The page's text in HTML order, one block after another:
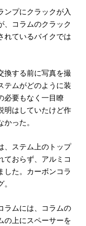
ンプにクラックが入
、コラムのクラック
れているバイクでは
換する前に写真を撮
テムがどのように装
必要もなく一目瞭
明はしていたけど作
った。
、ステム上のトップ
ておらず、アルミコ
した。カーボンコラ
ラムには、コラムの
の上にスペーサーを